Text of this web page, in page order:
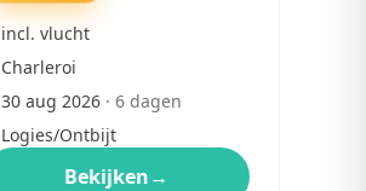
incl. vlucht
Charleroi
30 aug 2026· 6dagen
Logies/Ontbijt
Bekijken→